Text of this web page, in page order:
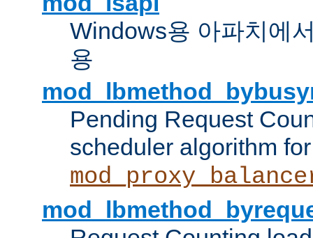
Windows용 아파치에
용
Pending Request
scheduler algorithm for